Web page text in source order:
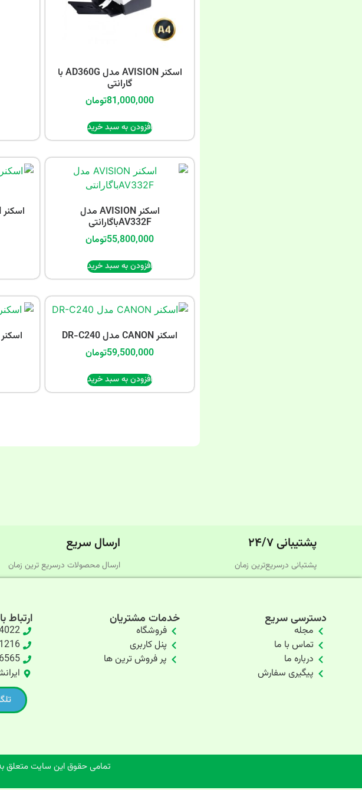
اسکنر AVISION مدل AD360G با
گارانتی
81,000,000تومان
افزودن به سبد خرید
اسکنر AVISION مدل
AV332Fباگارانتی
55,800,000تومان
افزودن به سبد خرید
اسکنر CANON مدل DR-C240
59,500,000تومان
افزودن به سبد خرید
اسکنر CANON مدل DR-F120
پشتیبانی ۲۴/۷
پشتبانی درسریع‌ترین زمان
ارسال سریع
ارسال محصولات درسریع‌ ترین زمان
دسترسی سریع
مجله
تماس با ما
درباره ما
پیگیری سفارش
خدمات مشتریان
فروشگاه
پنل کاربری
پر فروش ترین ها
ارتباط
تمامی حقوق این سایت متعلق